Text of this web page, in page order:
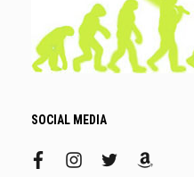
SOCIAL MEDIA
facebookinstagram
twitter